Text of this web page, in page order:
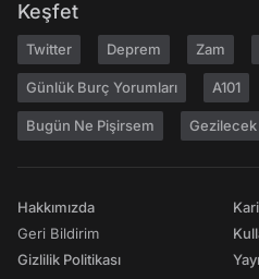
Keşfet
Twitter Deprem Zam
Günlük Burç Yorumları A101
Bugün Ne Pişirsem
Hakkımızda
Geri Bildirim
Gizlilik Politikası